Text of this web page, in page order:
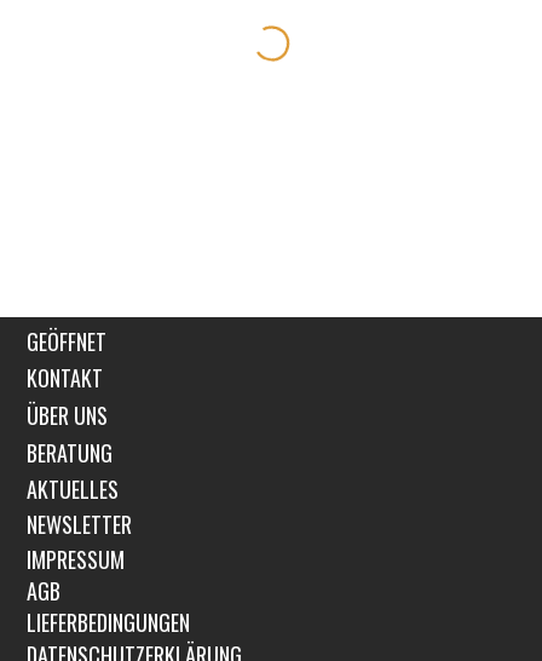
GEÖFFNET
KONTAKT
ÜBER UNS
BERATUNG
AKTUELLES
NEWSLETTER
IMPRESSUM
AGB
LIEFERBEDINGUNGEN
DATENSCHUTZERKLÄRUNG